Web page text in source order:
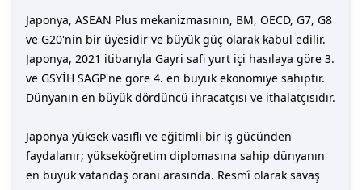
Japonya, ASEAN Plus mekanizmasının, BM, OECD, G7, G8
ve G20'nin bir üyesidir ve büyük güç olarak kabul edilir.
Japonya, 2021 itibarıyla Gayri safi yurt içi hasılaya göre 3.
ve GSYİH SAGP'ne göre 4. en büyük ekonomiye sahiptir.
Dünyanın en büyük dördüncü ihracatçısı ve ithalatçısıdır.
Japonya yüksek vasıflı ve eğitimli bir iş gücünden
faydalanır; yükseköğretim diplomasına sahip dünyanın
en büyük vatandaş oranı arasında. Resmî olarak savaş